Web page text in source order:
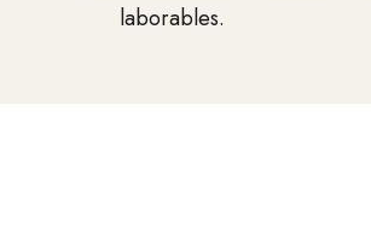
laborables.